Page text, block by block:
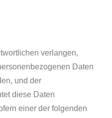
verlangen,
Daten
und der
diese Daten
einer der folgenden